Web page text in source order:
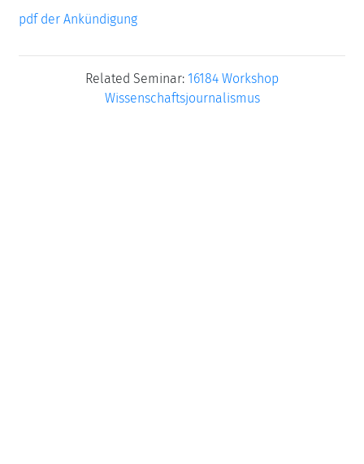
pdf der Ankündigung
Related Seminar: 16184 Workshop
Wissenschaftsjournalismus